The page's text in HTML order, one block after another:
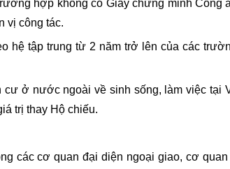
hợp không có Giấy chứng minh
vị công tác.
hệ tập trung từ 2 năm trở lên của các
ở nước ngoài về sinh sống, làm việc tại
trị thay Hộ chiếu.
các cơ quan đại diện ngoại giao, cơ